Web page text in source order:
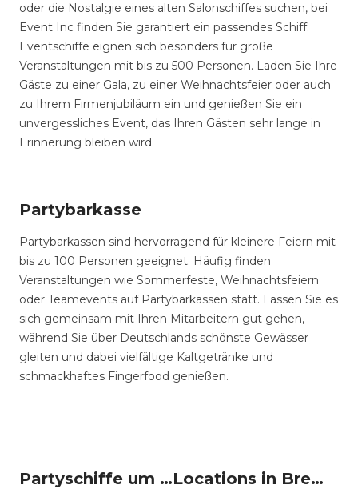
oder die Nostalgie eines alten Salonschiffes suchen, bei
Event Inc finden Sie garantiert ein passendes Schiff.
Eventschiffe eignen sich besonders für große
Veranstaltungen mit bis zu 500 Personen. Laden Sie Ihre
Gäste zu einer Gala, zu einer Weihnachtsfeier oder auch
zu Ihrem Firmenjubiläum ein und genießen Sie ein
unvergessliches Event, das Ihren Gästen sehr lange in
Erinnerung bleiben wird.
Partybarkasse
Partybarkassen sind hervorragend für kleinere Feiern mit
bis zu 100 Personen geeignet. Häufig finden
Veranstaltungen wie Sommerfeste, Weihnachtsfeiern
oder Teamevents auf Partybarkassen statt. Lassen Sie es
sich gemeinsam mit Ihren Mitarbeitern gut gehen,
während Sie über Deutschlands schönste Gewässer
gleiten und dabei vielfältige Kaltgetränke und
schmackhaftes Fingerfood genießen.
Partyschiffe um Bremen Locations in Bremen mieten